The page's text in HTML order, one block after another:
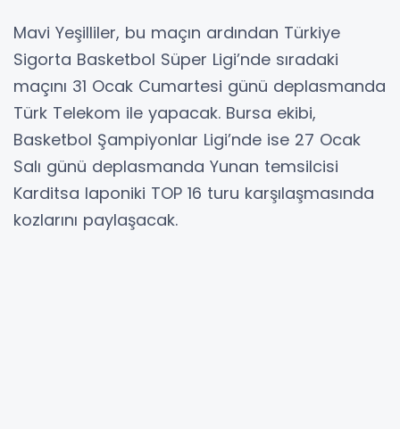
Mavi Yeşilliler, bu maçın ardından Türkiye
Sigorta Basketbol Süper Ligi’nde sıradaki
maçını 31 Ocak Cumartesi günü deplasmanda
Türk Telekom ile yapacak. Bursa ekibi,
Basketbol Şampiyonlar Ligi’nde ise 27 Ocak
Salı günü deplasmanda Yunan temsilcisi
Karditsa Iaponiki TOP 16 turu karşılaşmasında
kozlarını paylaşacak.